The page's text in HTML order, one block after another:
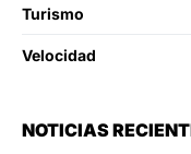
Turismo
Velocidad
NOTICIAS